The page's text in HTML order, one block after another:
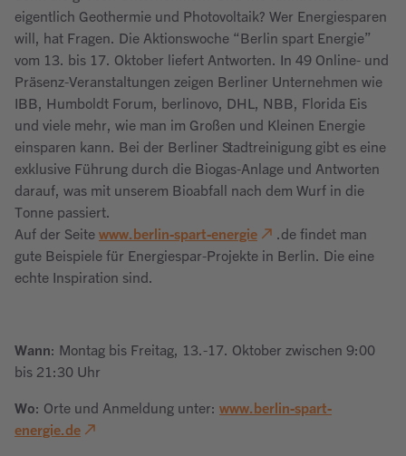
eigentlich Geothermie und Photovoltaik? Wer Energiesparen
will, hat Fragen. Die Aktionswoche “Berlin spart Energie”
vom 13. bis 17. Oktober liefert Antworten. In 49 Online- und
Präsenz-Veranstaltungen zeigen Berliner Unternehmen wie
IBB, Humboldt Forum, berlinovo, DHL, NBB, Florida Eis
und viele mehr, wie man im Großen und Kleinen Energie
einsparen kann. Bei der Berliner Stadtreinigung gibt es eine
exklusive Führung durch die Biogas-Anlage und Antworten
darauf, was mit unserem Bioabfall nach dem Wurf in die
Tonne passiert.
Auf der Seite www.berlin-spart-energie
.de findet man
gute Beispiele für Energiespar-Projekte in Berlin. Die eine
echte Inspiration sind.
Wann: Montag bis Freitag, 13.-17. Oktober zwischen 9:00
bis 21:30 Uhr
Wo: Orte und Anmeldung unter: www.berlin-spart-
energie.de